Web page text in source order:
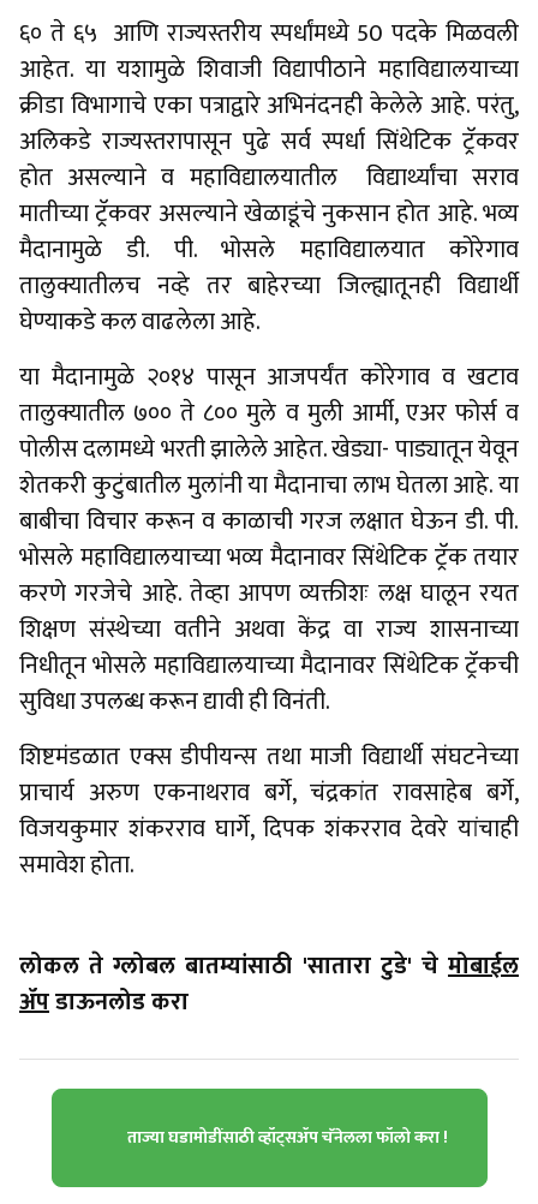
६० ते ६५ आणि राज्यस्तरीय स्पर्धांमध्ये 50 पदके मिळवली
आहेत. या यशामुळे शिवाजी विद्यापीठाने महाविद्यालयाच्या
क्रीडा विभागाचे एका पत्राद्वारे अभिनंदनही केलेले आहे. परंतु,
अलिकडे राज्यस्तरापासून पुढे सर्व स्पर्धा सिंथेटिक ट्रॅकवर
होत असल्याने व महाविद्यालयातील विद्यार्थ्यांचा सराव
मातीच्या ट्रॅकवर असल्याने खेळाडूंचे नुकसान होत आहे. भव्य
मैदानामुळे डी. पी. भोसले महाविद्यालयात कोरेगाव
तालुक्यातीलच नव्हे तर बाहेरच्या जिल्ह्यातूनही विद्यार्थी
घेण्याकडे कल वाढलेला आहे.
या मैदानामुळे २०१४ पासून आजपर्यंत कोरेगाव व खटाव
तालुक्यातील ७०० ते ८०० मुले व मुली आर्मी, एअर फोर्स व
पोलीस दलामध्ये भरती झालेले आहेत. खेड्या- पाड्यातून येवून
शेतकरी कुटुंबातील मुलांनी या मैदानाचा लाभ घेतला आहे. या
बाबीचा विचार करून व काळाची गरज लक्षात घेऊन डी. पी.
भोसले महाविद्यालयाच्या भव्य मैदानावर सिंथेटिक ट्रॅक तयार
करणे गरजेचे आहे. तेव्हा आपण व्यक्तीशः लक्ष घालून रयत
शिक्षण संस्थेच्या वतीने अथवा केंद्र वा राज्य शासनाच्या
निधीतून भोसले महाविद्यालयाच्या मैदानावर सिंथेटिक ट्रॅकची
सुविधा उपलब्ध करून द्यावी ही विनंती.
शिष्टमंडळात एक्स डीपीयन्स तथा माजी विद्यार्थी संघटनेच्या
प्राचार्य अरुण एकनाथराव बर्गे, चंद्रकांत रावसाहेब बर्गे,
विजयकुमार शंकरराव घार्गे, दिपक शंकरराव देवरे यांचाही
समावेश होता.
लोकल ते ग्लोबल बातम्यांसाठी 'सातारा टुडे' चे मोबाईल
ॲपडाऊनलोड करा
ताज्या घडामोडींसाठी व्हॉट्सॲप चॅनेलला फॉलो करा !